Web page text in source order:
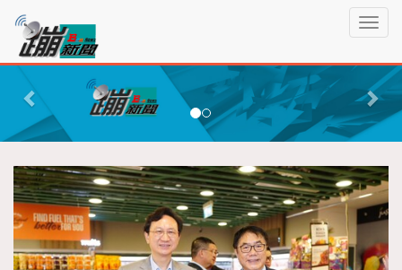
T
g
l
e
v
i
t
蹦
新
聞P
r
v
i
o
u
s
N
e
x
t